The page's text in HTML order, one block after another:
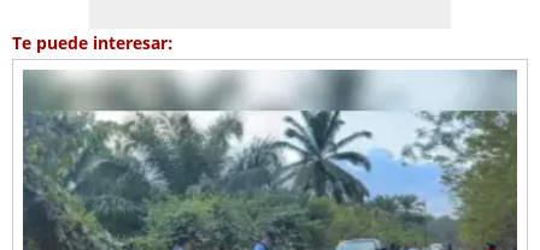
Te puede interesar: